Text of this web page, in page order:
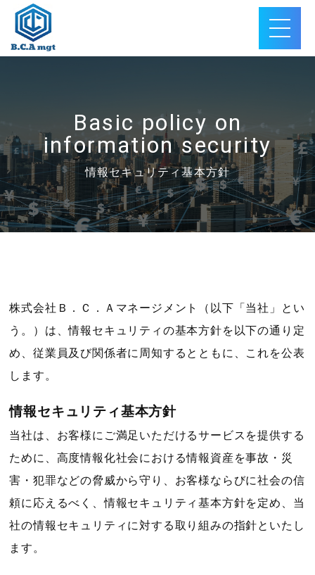
Basic policy on
information security
情報セキュリティ基本方針
株式会社Ｂ．Ｃ．Ａマネージメント（以下「当社」とい
う。）は、情報セキュリティの基本方針を以下の通り定
め、従業員及び関係者に周知するとともに、これを公表
します。
情報セキュリティ基本方針
当社は、お客様にご満足いただけるサービスを提供する
ために、高度情報化社会における情報資産を事故・災
害・犯罪などの脅威から守り、お客様ならびに社会の信
頼に応えるべく、情報セキュリティ基本方針を定め、当
社の情報セキュリティに対する取り組みの指針といたし
ます。